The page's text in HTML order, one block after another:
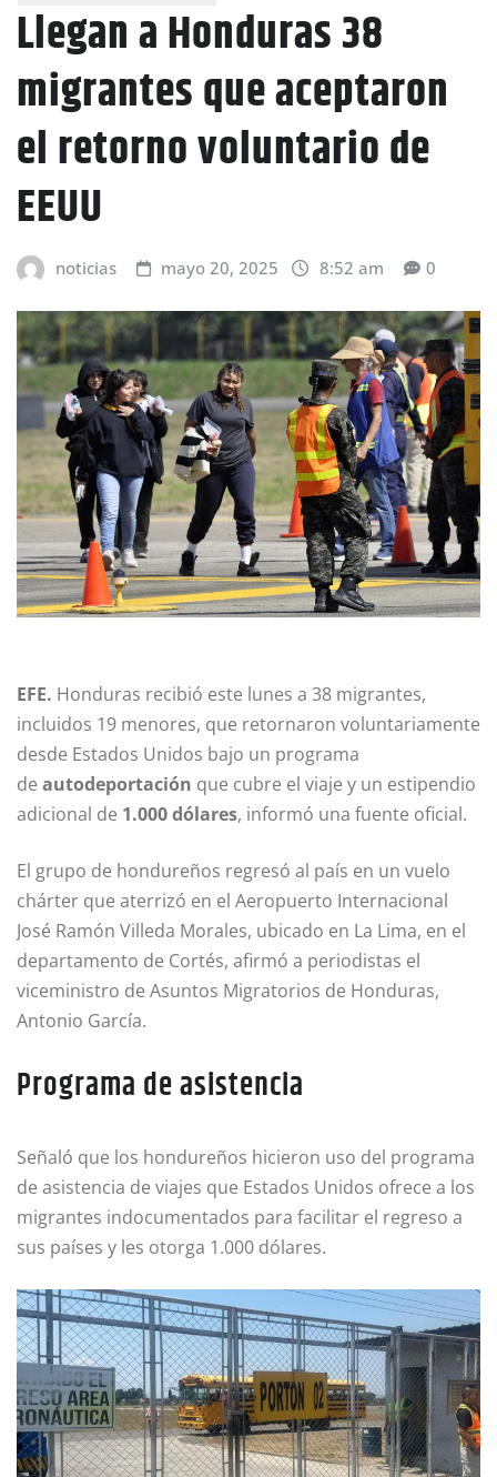
Llegan a Honduras 38
migrantes que aceptaron
el retorno voluntario de
EEUU
noticias mayo 20, 2025 8:52 am 0
EFE. Honduras recibió este lunes a 38 migrantes,
incluidos 19 menores, que retornaron voluntariamente
desde Estados Unidos bajo un programa
de autodeportación que cubre el viaje y un estipendio
adicional de 1.000 dólares, informó una fuente oficial.
El grupo de hondureños regresó al país en un vuelo
chárter que aterrizó en el Aeropuerto Internacional
José Ramón Villeda Morales, ubicado en La Lima, en el
departamento de Cortés, afirmó a periodistas el
viceministro de Asuntos Migratorios de Honduras,
Antonio García.
Programa de asistencia
Señaló que los hondureños hicieron uso del programa
de asistencia de viajes que Estados Unidos ofrece a los
migrantes indocumentados para facilitar el regreso a
sus países y les otorga 1.000 dólares.